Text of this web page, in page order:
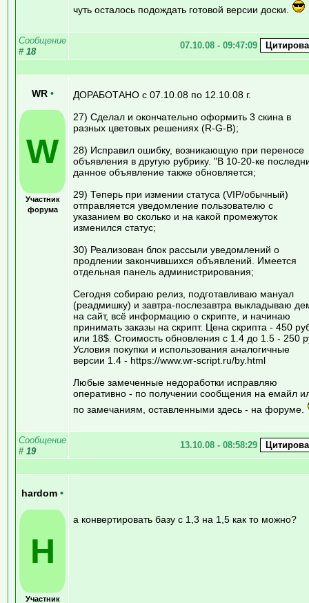
чуть осталось подождать готовой версии доски.
Сообщение
# 18
07.10.08 - 09:47:09
WR •
W
Участник
форума
ДОРАБОТАНО с 07.10.08 по 12.10.08 г.
27) Сделал и окончательно оформить 3 скина в
разных цветовых решениях (R-G-B);
28) Исправил ошибку, возникающую при переносе
объявления в другую рубрику. "В 10-20-ке
данное объявление также обновляется;
29) Теперь при измении статуса (VIP/обычный)
отправляется уведомление пользователю с
указанием во сколько и на какой промежуток
изменился статус;
30) Реализован блок рассыли уведомлений о
продлении закончившихся объявлений. Имеется
отдельная панель администрирования;
Сегодня собираю релиз, подготавливаю мануал
(реадмишку) и завтра-послезавтра выкладываю
на сайт, всё информацию о скрипте, и начинаю
принимать заказы на скрипт. Цена скрипта - 450
или 18$. Стоимость обновления с 1.4 до 1.5 - 250
Условия покупки и использования аналогичные
версии 1.4 - https://www.wr-script.ru/by.html
Любые замеченные недоработки исправляю
оперативно - по получении сообщения на емайл
по замечаниям, оставленными здесь - на форуме.
Сообщение
# 19
13.10.08 - 08:58:29
hardom •
H
Участник
а конвертировать базу с 1,3 на 1,5 как то можно?